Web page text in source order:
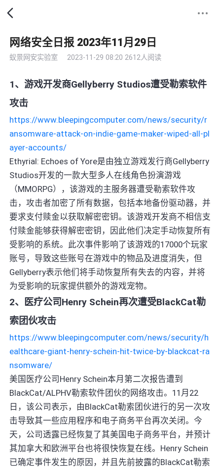
网络安全日报 2023年11月29日
蚁景网安实验室 2023-11-29 08:20 2612人阅读
1、游戏开发商Gellyberry Studios遭受勒索软件
攻击
https://www.bleepingcomputer.com/news/security/r
ansomware-attack-on-indie-game-maker-wiped-all-pl
ayer-accounts/
Ethyrial: Echoes of Yore是由独立游戏发行商Gellyberry
Studios开发的一款大型多人在线角色扮演游戏
（MMORPG），该游戏的主服务器遭受勒索软件攻
击，攻击者加密了所有数据，包括本地备份驱动器，并
要求支付赎金以获取解密密钥。该游戏开发商不相信支
付赎金能够获得解密密钥，因此他们决定手动恢复所有
受影响的系统。此次事件影响了该游戏的17000个玩家
账号，导致这些账号在游戏中的物品及进度消失，但
Gellyberry表示他们将手动恢复所有失去的内容，并将
为受影响的玩家提供额外的游戏宠物。
2、医疗公司Henry Schein再次遭受BlackCat勒
索团伙攻击
https://www.bleepingcomputer.com/news/security/h
ealthcare-giant-henry-schein-hit-twice-by-blackcat-ra
nsomware/
美国医疗公司Henry Schein本月第二次报告遭到
BlackCat/ALPHV勒索软件团伙的网络攻击。11月22
日，该公司表示，由BlackCat勒索团伙进行的另一次攻
击导致其一些应用程序和电子商务平台再次关闭。今
天，公司透露已经恢复了其美国电子商务平台，并预计
其加拿大和欧洲平台也将很快恢复在线。Henry Schein
已确定事件发生的原因，并且先前披露的BlackCat勒索